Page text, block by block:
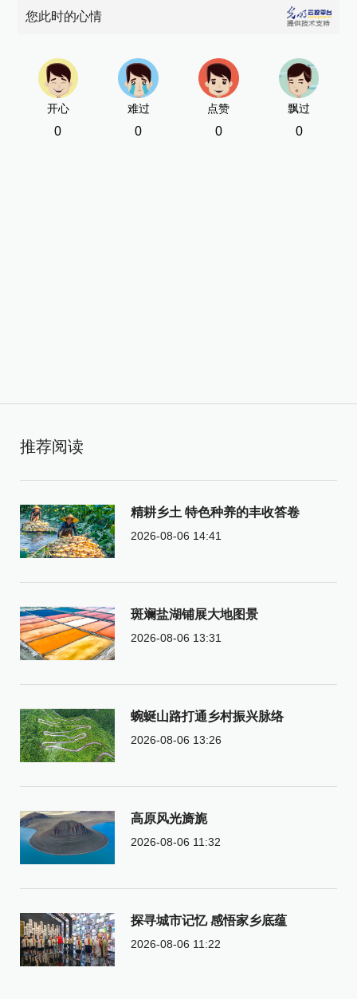
您此时的心情
开心
0
难过
0
点赞
0
飘过
0
推荐阅读
精耕乡土 特色种养的丰收答卷
2026-08-06 14:41
斑斓盐湖铺展大地图景
2026-08-06 13:31
蜿蜒山路打通乡村振兴脉络
2026-08-06 13:26
高原风光旖旎
2026-08-06 11:32
探寻城市记忆 感悟家乡底蕴
2026-08-06 11:22